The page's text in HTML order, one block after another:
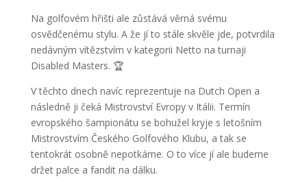
Na golfovém hřišti ale zůstává věrná svému
osvědčenému stylu. A že jí to stále skvěle jde, potvrdila
nedávným vítězstvím v kategorii Netto na turnaji
Disabled Masters. 🏆
V těchto dnech navíc reprezentuje na Dutch Open a
následně ji čeká Mistrovství Evropy v Itálii. Termín
evropského šampionátu se bohužel kryje s letošním
Mistrovstvím Českého Golfového Klubu, a tak se
tentokrát osobně nepotkáme. O to více jí ale budeme
držet palce a fandit na dálku.